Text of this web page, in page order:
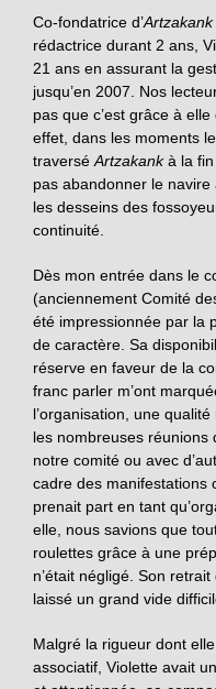
Co-fondatrice d’Artzakank
rédactrice durant 2 ans,
21 ans en assurant la
jusqu’en 2007. Nos
pas que c’est grâce à
effet, dans les moments
traverséArtzakankà la fin
pas abandonner le
les desseins des
continuité.
Dès mon entrée dans le
(anciennement Comité
été impressionnée par la
de caractère. Sa
réserve en faveur de la
franc parler m’ont
l’organisation, une
les nombreuses réunions
notre comité ou avec
cadre des manifestations
prenait part en tant
elle, nous savions que
roulettes grâce à une
n’était négligé. Son
laissé un grand vide
Malgré la rigueur dont
associatif, Violette avait